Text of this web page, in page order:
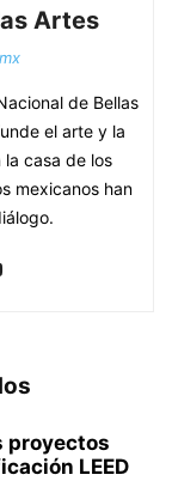
Artes
de Bellas
el arte y la
casa de los
mexicanos han
proyectos
LEED